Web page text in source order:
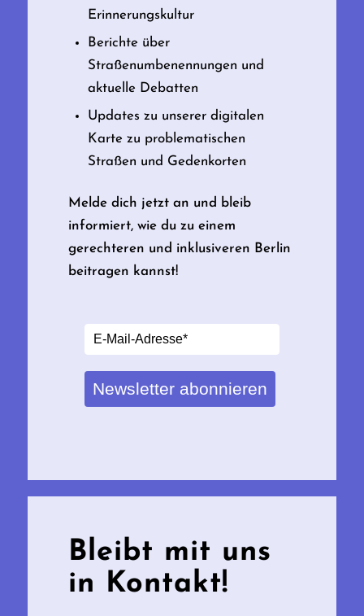
Erinnerungskultur
Berichte über
Straßenumbenennungen und
aktuelle Debatten
Updates zu unserer digitalen
Karte zu problematischen
Straßen und Gedenkorten
Melde dich jetzt an und bleib
informiert, wie du zu einem
gerechteren und inklusiveren Berlin
beitragen kannst!
Newsletter abonnieren
Bleibt mit uns
in Kontakt!